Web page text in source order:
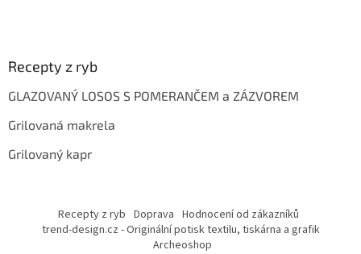
Recepty z ryb
GLAZOVANÝ LOSOS S POMERANČEM a ZÁZVOREM
Grilovaná makrela
Grilovaný kapr
Recepty z ryb Doprava Hodnocení od zákazníků
trend-design.cz - Originální potisk textilu, tiskárna a grafik
Archeoshop